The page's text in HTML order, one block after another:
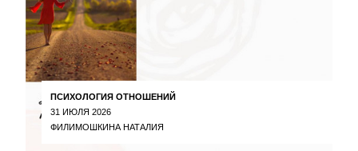
ПСИХОЛОГИЯ ОТНОШЕНИЙ
31 ИЮЛЯ 2026
ФИЛИМОШКИНА НАТАЛИЯ